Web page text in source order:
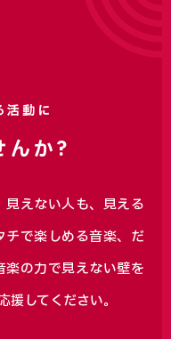
活動に
んか?
えない人も、見える
で楽しめる音楽、 だ
の力で見えない壁を
してください。